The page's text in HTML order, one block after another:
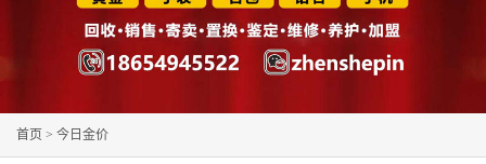
首页 > 今日金价